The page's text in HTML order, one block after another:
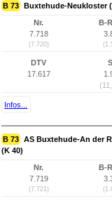
B 73 Buxtehude-Neukloster
Nr.
7.718
(7.720)
B-
DTV
17.617
Infos...
B 73 AS Buxtehude-An der
(K 40)
Nr.
7.719
(7.721)
B-